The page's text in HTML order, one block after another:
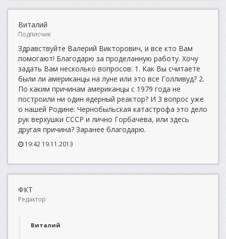
Виталий
Подписчик
Здравствуйте Валерий Викторович, и все кто Вам
помогают! Благодарю за проделанную работу. Хочу
задать Вам несколько вопросов: 1. Как Вы считаете
были ли американцы на луне или это все Голливуд? 2.
По каким причинам американцы с 1979 года не
построили ни один ядерный реактор? И 3 вопрос уже
о нашей Родине: Чернобыльская катастрофа это дело
рук верхушки СССР и лично Горбачева, или здесь
другая причина? Заранее благодарю.
19:42 19.11.2013
ФКТ
Редактор
Виталий